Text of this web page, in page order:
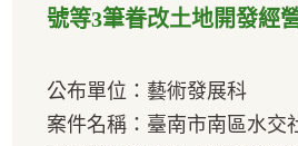
號等3筆眷改土地開發經
公布單位：藝術發展科
案件名稱：臺南市南區水交